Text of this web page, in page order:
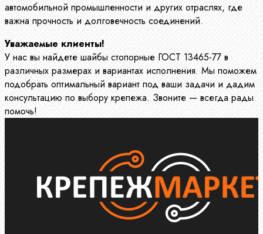
автомобильной промышленности и других отраслях, где
важна прочность и долговечность соединений.
Уважаемые клиенты!
У нас вы найдете шайбы стопорные ГОСТ 13465-77 в
различных размерах и вариантах исполнения. Мы поможем
подобрать оптимальный вариант под ваши задачи и дадим
консультацию по выбору крепежа. Звоните — всегда рады
помочь!